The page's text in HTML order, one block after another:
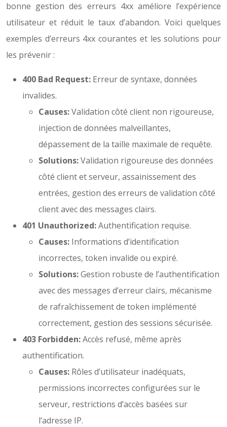
bonne gestion des erreurs 4xx améliore l’expérience
utilisateur et réduit le taux d’abandon. Voici quelques
exemples d’erreurs 4xx courantes et les solutions pour
les prévenir :
400 Bad Request: Erreur de syntaxe, données
invalides.
Causes:Validation côté client non rigoureuse,
injection de données malveillantes,
dépassement de la taille maximale de requête.
Solutions:Validation rigoureuse des données
côté client et serveur, assainissement des
entrées, gestion des erreurs de validation côté
client avec des messages clairs.
401 Unauthorized:Authentification requise.
Causes: Informations d’identification
incorrectes, token invalide ou expiré.
Solutions:Gestion robuste de l’authentification
avec des messages d’erreur clairs, mécanisme
de rafraîchissement de token implémenté
correctement, gestion des sessions sécurisée.
403 Forbidden:Accès refusé, même après
authentification.
Causes: Rôles d’utilisateur inadéquats,
permissions incorrectes configurées sur le
serveur, restrictions d’accès basées sur
l’adresse IP.